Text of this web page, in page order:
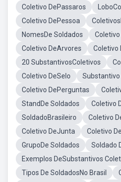
Coletivo DePassaros
Coletivo DePessoa
NomesDe Soldados
Coletivo DeArvores
Coletivo
20 SubstantivosColetivos
Coletivo DeSelo
Substantivo
Coletivo DePerguntas
StandDe Soldados
Coletivo
SoldadoBrasileiro
Coletivo
Coletivo DeJunta
Coletivo
GrupoDe Soldados
Soldado
Exemplos DeSubstantivos
Tipos De SoldadosNo Brasil